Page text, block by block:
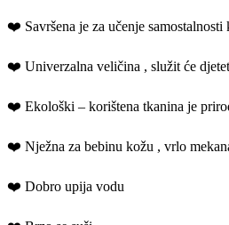
❤️ Savršena je za učenje samostalnosti
❤️ Univerzalna veličina , služit će
❤️ Ekološki – korištena tkanina je
❤️ Nježna za bebinu kožu , vrlo
❤️ Dobro upija vodu